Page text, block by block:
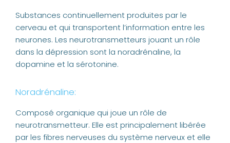
Substances continuellement produites par le
cerveau et qui transportent l’information entre les
neurones. Les neurotransmetteurs jouant un rôle
dans la dépression sont la noradrénaline, la
dopamine et la sérotonine.
Noradrénaline:
Composé organique qui joue un rôle de
neurotransmetteur. Elle est principalement libérée
par les fibres nerveuses du système nerveux et elle